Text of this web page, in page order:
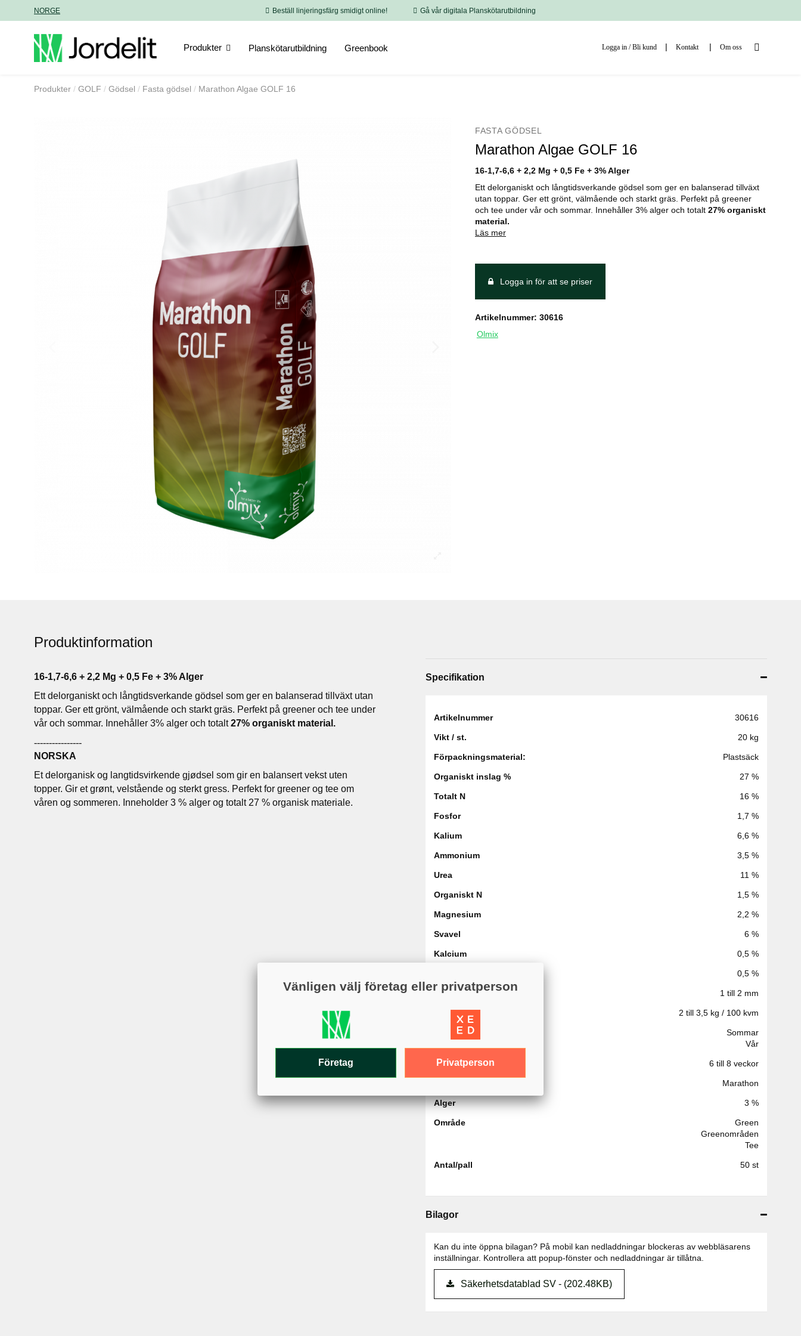
NORGE Beställ linjeringsfärg smidigt online! Gå vår digitala Planskötarutbildning
Produkter Planskötarutbildning Greenbook Logga in / Bli kund Kontakt Om oss
Produkter GOLF Gödsel Fasta gödsel Marathon Algae GOLF 16
FASTA GÖDSEL
Marathon Algae GOLF 16
16-1,7-6,6 + 2,2 Mg + 0,5 Fe + 3% Alger
Ett delorganiskt och långtidsverkande gödsel som ger en balanserad tillväxt
utan toppar. Ger ett grönt, välmående och starkt gräs. Perfekt på greener
och tee under vår och sommar. Innehåller 3% alger och totalt 27% organiskt
material.
Läs mer
Logga in för att se priser
Artikelnummer: 30616
Olmix
Produktinformation
16-1,7-6,6 + 2,2 Mg + 0,5 Fe + 3% Alger
Ett delorganiskt och långtidsverkande gödsel som ger en balanserad tillväxt utan
toppar. Ger ett grönt, välmående och starkt gräs. Perfekt på greener och tee under
vår och sommar. Innehåller 3% alger och totalt27% organiskt material.
----------------
NORSKA
Et delorganisk og langtidsvirkende gjødsel som gir en balansert vekst uten
topper. Gir et grønt, velstående og sterkt gress. Perfekt for greener og tee om
våren og sommeren. Inneholder 3 % alger og totalt 27 % organisk materiale.
Specifikation
Artikelnummer 30616
Vikt / st. 20 kg
Förpackningsmaterial: Plastsäck
Organiskt inslag % 27 %
Totalt N 16 %
Fosfor 1,7 %
Kalium 6,6 %
Ammonium 3,5 %
Urea 11 %
Organiskt N 1,5 %
Magnesium 2,2 %
Svavel 6 %
Kalcium 0,5 %
0,5 %
Granulstorlek 1 till 2 mm
Dosering 2 till 3,5 kg / 100 kvm
Säsong
Sommar
Vår
Varaktighet 6 till 8 veckor
Marathon
Alger 3 %
Område
Green
Greenområden
Tee
Antal/pall 50 st
Bilagor
Kan du inte öppna bilagan? På mobil kan nedladdningar blockeras av webbläsarens
inställningar. Kontrollera att popup-fönster och nedladdningar är tillåtna.
Säkerhetsdatablad SV - (202.48KB)
Vänligen välj företag eller privatperson
Företag Privatperson